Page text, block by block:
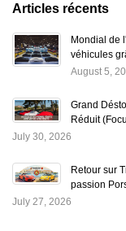
Articles récents
Mondial de
véhicules
August 5,
Grand
Réduit
July 30, 2026
Retour sur
passion
July 27, 2026